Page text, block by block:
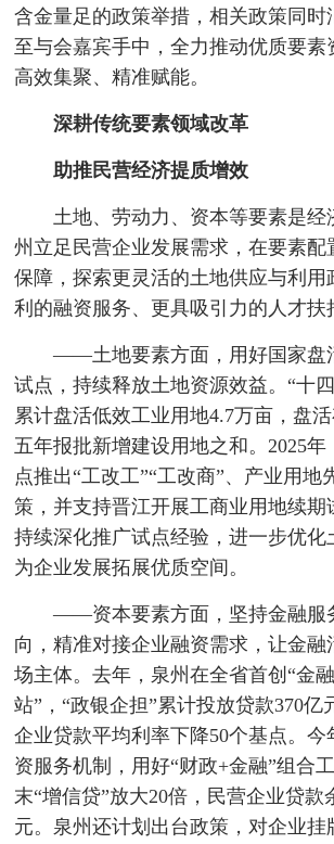
含金量足的政策举措，相关政策同时
至与会嘉宾手中，全力推动优质要素
高效集聚、精准赋能。
深耕传统要素领域改革
助推民营经济提质增效
土地、劳动力、资本等要素是经
州立足民营企业发展需求，在要素配
保障，探索更灵活的土地供应与利用
利的融资服务、更具吸引力的人才扶
——土地要素方面，用好国家盘
试点，持续释放土地资源效益。“十
累计盘活低效工业用地4.7万亩，盘
五年报批新增建设用地之和。2025
点推出“工改工”“工改商”、产业用地
策，并支持晋江开展工商业用地续期
持续深化推广试点经验，进一步优化
为企业发展拓展优质空间。
——资本要素方面，坚持金融服
向，精准对接企业融资需求，让金融
场主体。去年，泉州在全省首创“金
站”，“政银企担”累计投放贷款370亿
企业贷款平均利率下降50个基点。今
资服务机制，用好“财政+金融”组合
末“增信贷”放大20倍，民营企业贷款
元。泉州还计划出台政策，对企业挂